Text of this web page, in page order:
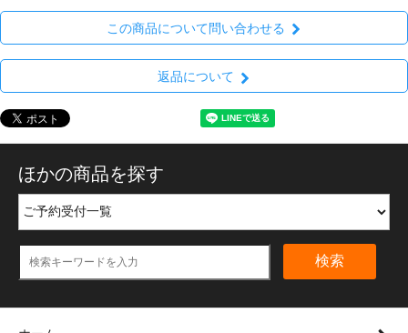
この商品について問い合わせる
返品について
ほかの商品を探す
検索